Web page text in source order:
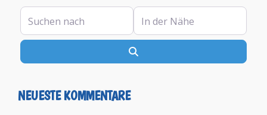
Suchen nach In der Nähe
NEUESTE KOMMENTARE